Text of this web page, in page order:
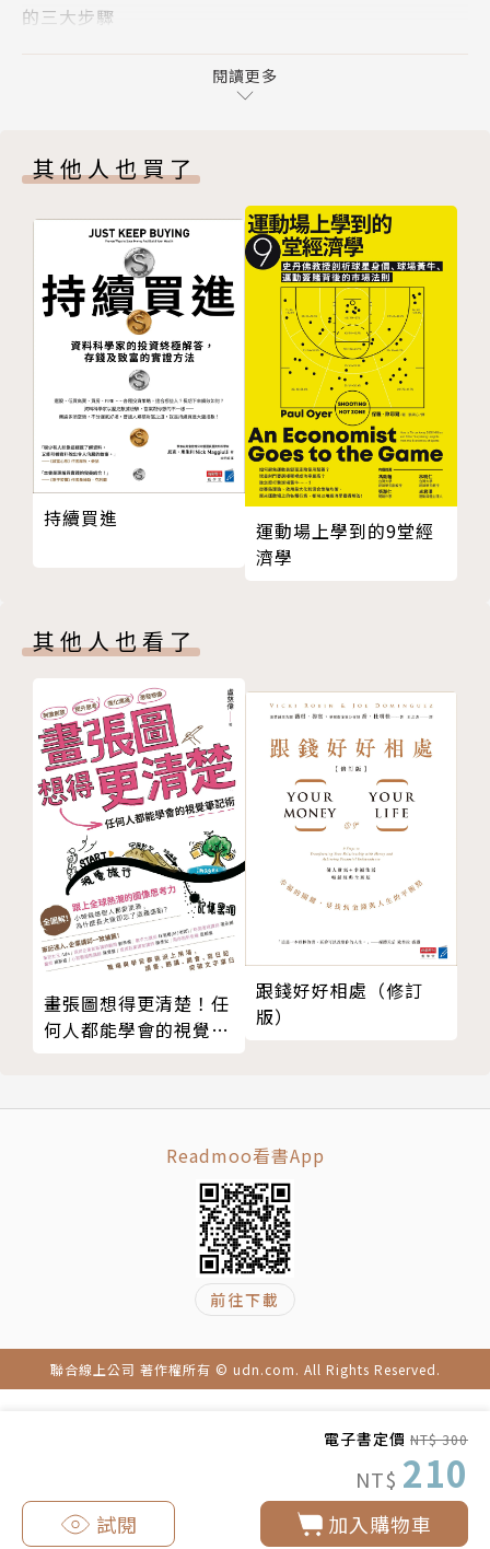
電子書定價 NT$ 300
NT$ 210
加入購物車
試閱
即便是「5分鐘讀一頁」的慢讀者，只要掌握上述技
印南敦史
書評人、自由作家、編輯、株式會社Ambience代表取
一九六二年出生於日本東京。任職廣告公司期間成為樂
評人，接著轉任音樂雜誌總編輯，而後自立門戶。
雖然曾為「五分鐘讀一頁」的超龜速慢讀者，但自從擔
任深受上班族喜愛的網路媒體《生活駭客（LifeHacke
r）〔日文版〕》書評專欄主筆，他發現了快速大量閱
讀的方法。
後來，他還成為《新聞週刊（NewsWeek）日文
版》、《Suzie》（提供各種日常生活數據的資訊網
站）、《WANI BOOKOUT》（由WANI BOOKS書籍
編輯部推出的網路雜誌）等其他網站的書評專欄主筆，
譯者簡介
簡琪婷
輔仁大學食品營養系畢業，後赴日進修日文及空間設計
課程，返國後長年從事日文應用相關工作，曾經手日劇
節目及小說文學、生活實用等書籍之翻譯。作品包括弘
兼憲史著作《課長島耕作成功方程式》系列、柳田邦男
著作《犧牲》、相川秀希著作《一定做得到！超強藍筆
記憶法》、南雲吉則著作《為什麼一流人才的專注力能
持續一整天？》等，目前為專職自由譯者。
的三大步驟
閱讀習慣養成步驟②選書以「能快速閱讀的書籍」為主
閱讀習慣養成步驟③總是閱讀「與昨天不同的書」
第3章 為什麼就算讀過還是忘記？——儲存閱讀體會的
閱讀屬於呼吸作用。遲遲不會閱讀的真正原因
去除多餘閱讀最有效的方法
閱讀呼吸法步驟①只摘錄書籍引人入勝之處的「單句取
樣」
閱讀呼吸法步驟②選出絕頂好句的「單句選粹」
閱讀呼吸法步驟③重新想起重要部分的「單句感評」
閱讀呼吸法步驟④自我評價閱讀的成果
讓摘引效果倍增的「手寫」魔法為何？
為何「一邊謄寫」，可讓閱讀變得快速．深入？
第4章 瀏覽亦有其法則——不會錯失要點的「搜尋式閱
能一目十行的人，究竟是閱讀書的「哪裡」？
追求快速閱讀的步驟①閱讀速度的九成，取決於「一開
始」的閱讀方式
追求快速閱讀的步驟②為什麼光憑「這五句」，就能理
解書中的內容？
追求快速閱讀的步驟③尋找「仔細閱讀部分」的簡單方
法
追求快速閱讀的步驟④一邊「變速」，一邊調整速度緩
「不熟記的閱讀方式」就是「過目不忘」的祕訣
第5章 如何邂逅書籍？如何揮別書籍？——七百本書的
挑選．管理術
大量閱讀技巧①書籍挑選篇以「一週閱讀計畫」讓「每
日一書」變成理所當然
大量閱讀技巧①書籍挑選篇 打破「興趣藩籬」，增加
大量閱讀技巧②書籍取得篇 讓選書地點具有多元性
大量閱讀技巧③書籍管理篇 愈是熱愛閱讀之人，愈能
大量閱讀技巧③書籍管理篇 以這種方式區別「清理掉
大量閱讀技巧③書籍管理篇 書架向來都是反映自我的
終章 成為大量閱讀之人才恍然大悟的事
結語 十年後「七千本書的世界」正等待著你
閱讀更多
其他人也買了
持續買進
運動場上學到的9堂經
濟學
其他人也看了
畫張圖想得更清楚！任
何人都能學會的視覺筆
跟錢好好相處（修訂
版）
Readmoo看書App
前往下載
聯合線上公司 著作權所有 © udn.com. All Rights Reserved.